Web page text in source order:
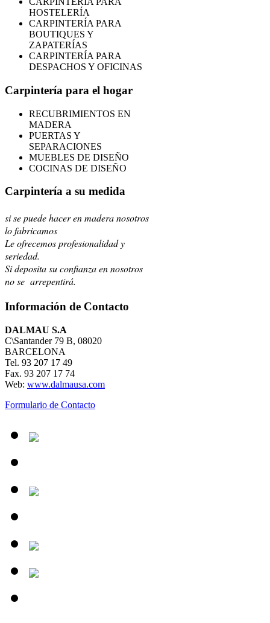
HOSTELERÍA
CARPINTERÍA PARA
BOUTIQUES Y
ZAPATERÍAS
CARPINTERÍA PARA
DESPACHOS Y OFICINAS
Carpintería para el hogar
RECUBRIMIENTOS EN
MADERA
PUERTAS Y
SEPARACIONES
MUEBLES DE DISEÑO
COCINAS DE DISEÑO
Carpintería a su medida
si se puede hacer en madera nosotros
lo fabricamos
Le ofrecemos profesionalidad y
seriedad.
Si deposita su confianza en nosotros
no se arrepentirá.
Información de Contacto
DALMAU S.A
C\Santander 79 B, 08020
BARCELONA
Tel. 93 207 17 49
Fax. 93 207 17 74
Web: www.dalmausa.com
Formulario de Contacto